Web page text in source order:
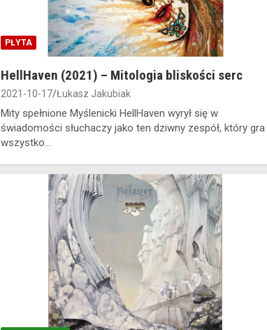
PŁYTA
HellHaven (2021) – Mitologia bliskości serc
2021-10-17 Łukasz Jakubiak
Mity spełnione Myślenicki HellHaven wyrył się w
świadomości słuchaczy jako ten dziwny zespół, który gra
wszystko…